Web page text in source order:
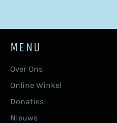
MENU
Over Ons
Online Winkel
Donaties
Nieuws